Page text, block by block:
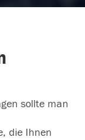
sollte man
die Ihnen